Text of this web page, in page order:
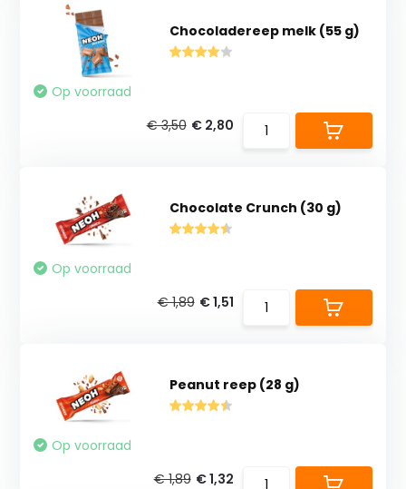
Chocoladereep melk (55 g)
Op voorraad
€ 3,50 € 2,80
Chocolate Crunch (30 g)
Op voorraad
€ 1,89 € 1,51
Peanut reep (28 g)
Op voorraad
€ 1,89 € 1,32